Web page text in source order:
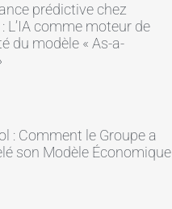
prédictive chez
L’IA comme moteur de
du modèle « As-a-
: Comment le Groupe a
son Modèle Économique